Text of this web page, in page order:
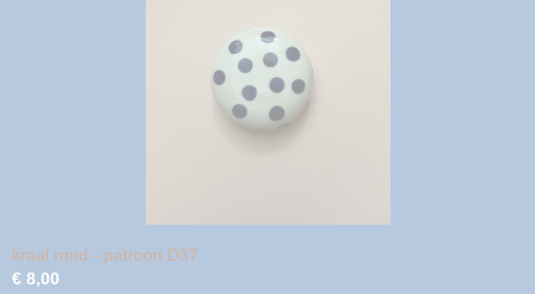
kraal rond - patroon D37
€ 8,00